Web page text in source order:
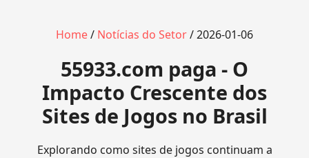
Home/ Notícias do Setor/ 2026-01-06
55933.com paga - O
Impacto Crescente dos
Sites de Jogos no Brasil
Explorando como sites de jogos continuam a